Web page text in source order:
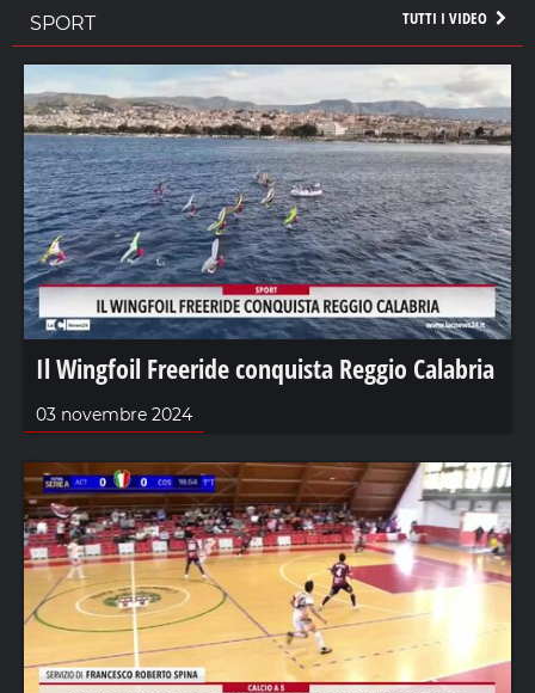
TUTTI I VIDEO
SPORT
Il Wingfoil Freeride conquista Reggio Calabria
03 novembre 2024